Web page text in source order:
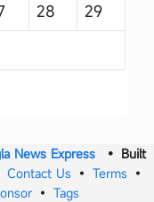
28
29
News Express• Built
Contact Us • Terms •
• Tags